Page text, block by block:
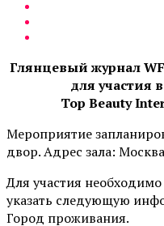
Глянцевый журнал
для участия
Top Beauty
Мероприятие
двор. Адрес зала:
Для участия
указать следующую
Город проживания.